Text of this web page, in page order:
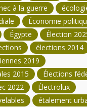
à la guerre
Économie
Égypte
Élection
élections 2014
2019
2015
Élections
2022
Électrolux
étalement